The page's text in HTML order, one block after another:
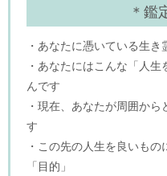
＊鑑
・あなたに憑いている生
・あなたにはこんな「人
んです
・現在、あなたが周囲か
す
・この先の人生を良いも
「目的」